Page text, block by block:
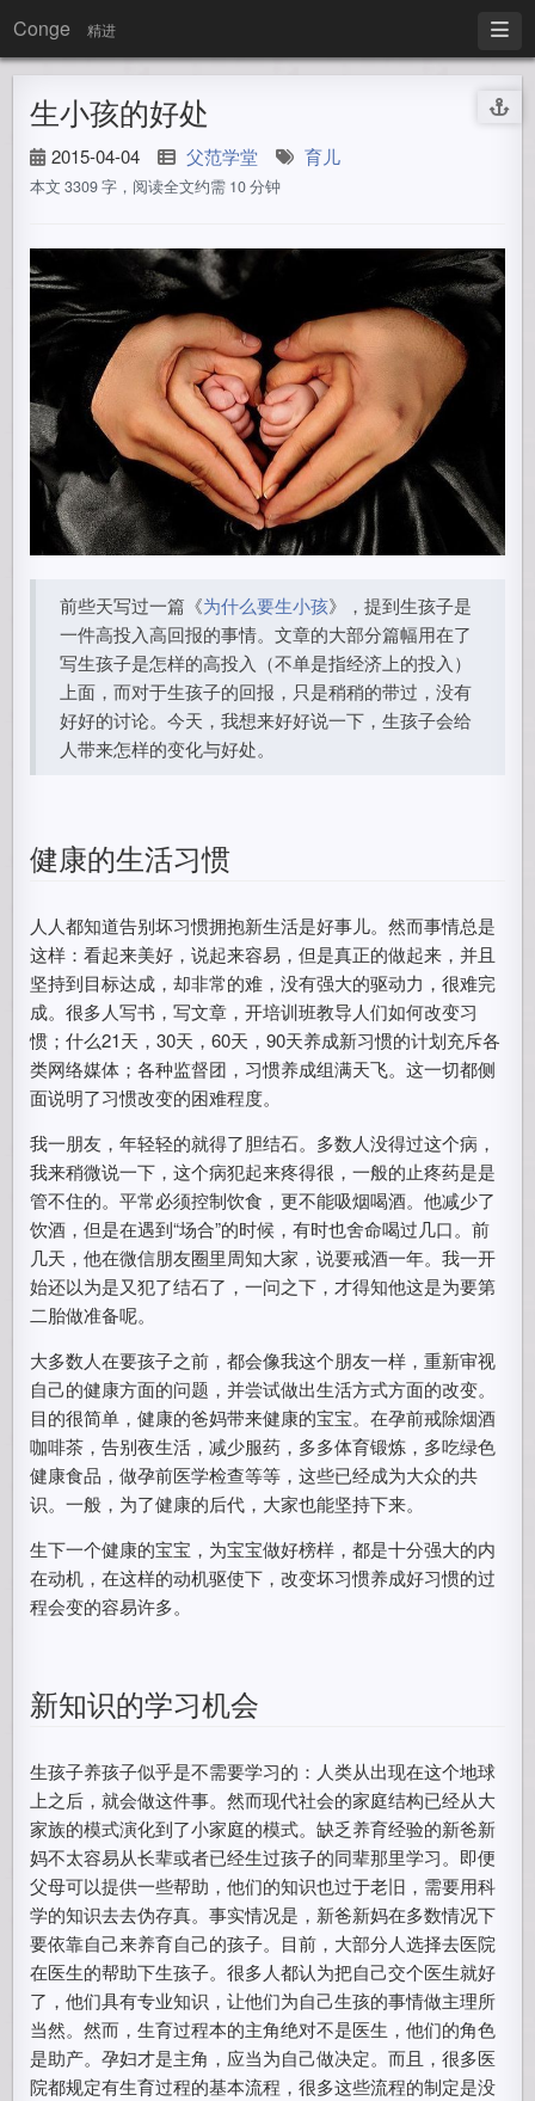
Conge 精进
生小孩的好处
2015-04-04 父范学堂 育儿
本文 3309 字，阅读全文约需 10 分钟
前些天写过一篇《为什么要生小孩》，提到生孩子是
一件高投入高回报的事情。文章的大部分篇幅用在了
写生孩子是怎样的高投入（不单是指经济上的投入）
上面，而对于生孩子的回报，只是稍稍的带过，没有
好好的讨论。今天，我想来好好说一下，生孩子会给
人带来怎样的变化与好处。
健康的生活习惯
人人都知道告别坏习惯拥抱新生活是好事儿。然而事情总是
这样：看起来美好，说起来容易，但是真正的做起来，并且
坚持到目标达成，却非常的难，没有强大的驱动力，很难完
成。很多人写书，写文章，开培训班教导人们如何改变习
惯；什么21天，30天，60天，90天养成新习惯的计划充斥各
类网络媒体；各种监督团，习惯养成组满天飞。这一切都侧
面说明了习惯改变的困难程度。
我一朋友，年轻轻的就得了胆结石。多数人没得过这个病，
我来稍微说一下，这个病犯起来疼得很，一般的止疼药是是
管不住的。平常必须控制饮食，更不能吸烟喝酒。他减少了
饮酒，但是在遇到“场合”的时候，有时也舍命喝过几口。前
几天，他在微信朋友圈里周知大家，说要戒酒一年。我一开
始还以为是又犯了结石了，一问之下，才得知他这是为要第
二胎做准备呢。
大多数人在要孩子之前，都会像我这个朋友一样，重新审视
自己的健康方面的问题，并尝试做出生活方式方面的改变。
目的很简单，健康的爸妈带来健康的宝宝。在孕前戒除烟酒
咖啡茶，告别夜生活，减少服药，多多体育锻炼，多吃绿色
健康食品，做孕前医学检查等等，这些已经成为大众的共
识。一般，为了健康的后代，大家也能坚持下来。
生下一个健康的宝宝，为宝宝做好榜样，都是十分强大的内
在动机，在这样的动机驱使下，改变坏习惯养成好习惯的过
程会变的容易许多。
新知识的学习机会
生孩子养孩子似乎是不需要学习的：人类从出现在这个地球
上之后，就会做这件事。然而现代社会的家庭结构已经从大
家族的模式演化到了小家庭的模式。缺乏养育经验的新爸新
妈不太容易从长辈或者已经生过孩子的同辈那里学习。即便
父母可以提供一些帮助，他们的知识也过于老旧，需要用科
学的知识去去伪存真。事实情况是，新爸新妈在多数情况下
要依靠自己来养育自己的孩子。目前，大部分人选择去医院
在医生的帮助下生孩子。很多人都认为把自己交个医生就好
了，他们具有专业知识，让他们为自己生孩的事情做主理所
当然。然而，生育过程本的主角绝对不是医生，他们的角色
是助产。孕妇才是主角，应当为自己做决定。而且，很多医
院都规定有生育过程的基本流程，很多这些流程的制定是没